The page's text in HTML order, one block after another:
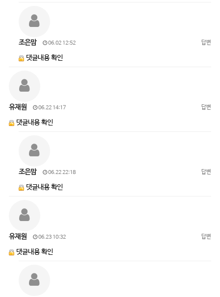
조은맘 06.02 12:52 답변
댓글내용 확인
유재원 06.22 14:17 답변
댓글내용 확인
조은맘 06.22 22:18 답변
댓글내용 확인
유재원 06.23 10:32 답변
댓글내용 확인